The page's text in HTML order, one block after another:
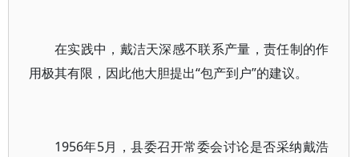
在实践中，戴洁天深感不联系产量，责任制的作
用极其有限，因此他大胆提出“包产到户”的建议。
1956年5月，县委召开常委会讨论是否采纳戴浩